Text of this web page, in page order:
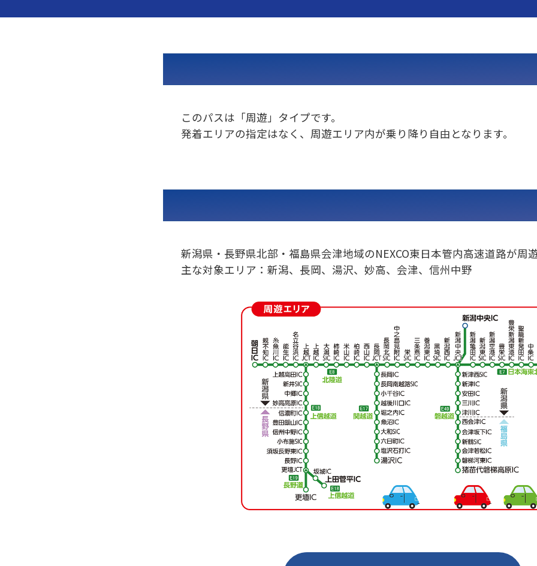
このパスは「周遊」タイプです。
発着エリアの指定はなく、周遊エリア内が乗り降り自由となります。
新潟県・長野県北部・福島県会津地域のNEXCO東日本管内高速道路が周
主な対象エリア：新潟、長岡、湯沢、妙高、会津、信州中野